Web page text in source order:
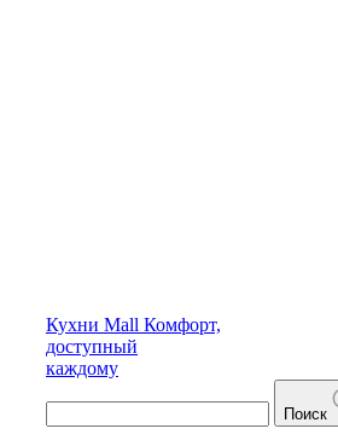
Кухни Mall Комфорт,
доступный
каждому
Поиск